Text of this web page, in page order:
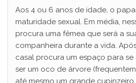
Aos 4 ou 6 anos de idade, o
maturidade sexual. Em média,
procura uma fêmea que será a
companheira durante a vida.
casal procura um espaço para
ser um oco de árvore
até mesmo um grande cupinzeiro.